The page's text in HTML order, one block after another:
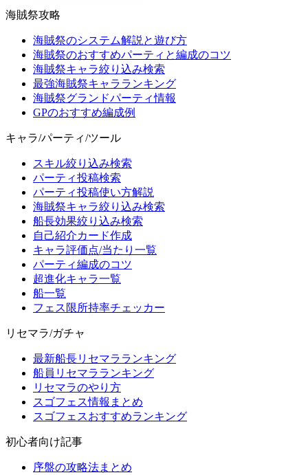
海賊祭攻略
海賊祭のシステム解説と遊び方
海賊祭のおすすめパーティと編成のコツ
海賊祭キャラ絞り込み検索
最強海賊祭キャラランキング
海賊祭グランドパーティ情報
GPのおすすめ編成例
キャラ/パーティ/ツール
スキル絞り込み検索
パーティ投稿検索
パーティ投稿使い方解説
海賊祭キャラ絞り込み検索
船長効果絞り込み検索
自己紹介カード作成
キャラ評価点/当たり一覧
パーティ編成のコツ
超進化キャラ一覧
船一覧
フェス限所持率チェッカー
リセマラ/ガチャ
最新船長リセマラランキング
船員リセマラランキング
リセマラのやり方
スゴフェス情報まとめ
スゴフェスおすすめランキング
初心者向け記事
序盤の攻略法まとめ